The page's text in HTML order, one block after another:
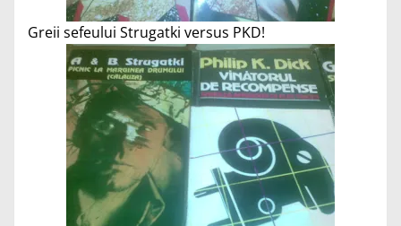
Greii sefeului Strugatki versus PKD!